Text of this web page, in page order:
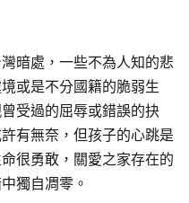
暗處，一些不為人知的悲
或是不分國籍的脆弱生
受過的屈辱或錯誤的抉
有無奈，但孩子的心跳是
很勇敢，關愛之家存在的
獨自凋零。